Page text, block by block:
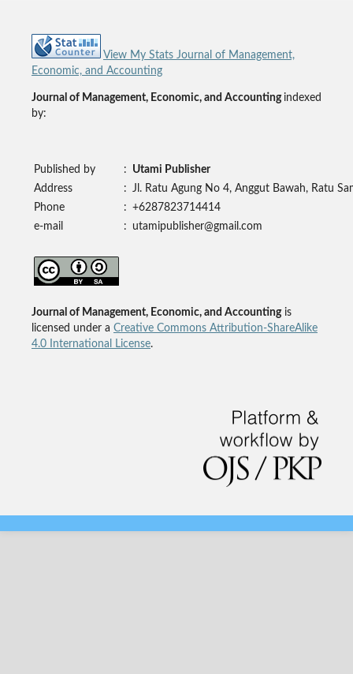
View My Stats Journal of Management,
Economic, and Accounting
Journal of Management, Economic, and Accounting indexed
by:
Published by :
Utami Publisher
Address
:
Jl. Ratu Agung No 4, Anggut Bawah, Ratu
Phone
: +6287823714414
e-mail
: utamipublisher@gmail.com
Journal of Management, Economic, and Accountingis
licensed under a Creative Commons Attribution-ShareAlike
4.0 International License.